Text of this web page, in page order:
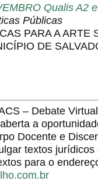
Qualis A2
Públicas
PARA A ARTE
DE
– Debate
a
Docente e
textos
para o